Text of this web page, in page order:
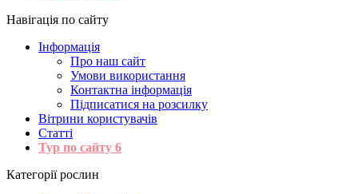
Навігація по сайту
Інформація
Про наш сайт
Умови використання
Контактна інформація
Підписатися на розсилку
Вітрини користувачів
Статті
Тур по сайту 6
Категорії рослин